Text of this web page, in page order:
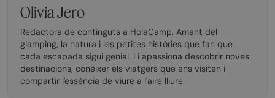
Olivia Jero
Redactora de continguts a HolaCamp. Amant del
glamping, la natura i les petites històries que fan que
cada escapada sigui genial. Li apassiona descobrir noves
destinacions, conèixer els viatgers que ens visiten i
compartir l'essència de viure a l'aire lliure.